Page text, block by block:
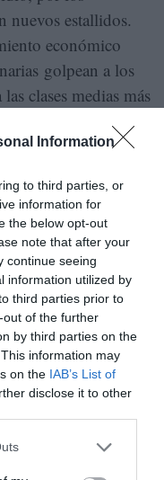
Information
to third parties, or
information for
the below opt-out
note that after your
continue seeing
information utilized by
third parties prior to
of the further
by third parties on the
information may
on the IAB’s List of
disclose it to other
nuevos estallidos.
económico
golpean a los
clases medias más
oleadas de
2022 enEcuadory
se convierten en
a estar en juego la
y la
pacto social que
desarrollo humano
sociales y
(la